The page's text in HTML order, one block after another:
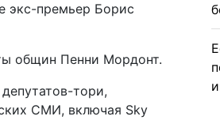
экс-премьер Борис
общин Пенни Мордонт.
тори,
СМИ, включая Sky